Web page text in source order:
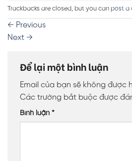
Trackbacks are closed, but you can post a
← Previous
Next →
Để lại một bình luận
Email của bạn sẽ không được
Các trường bắt buộc được
Bình luận *